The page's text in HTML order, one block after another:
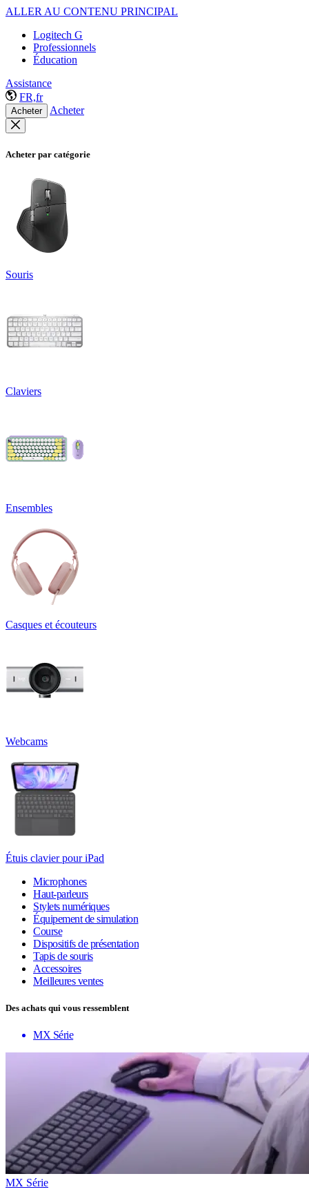
ALLER AU CONTENU PRINCIPAL
Logitech G
Professionnels
Éducation
Assistance
FR,fr
Acheter Acheter
Acheter par catégorie
Souris
Claviers
Ensembles
Casques et écouteurs
Webcams
Étuis clavier pour iPad
Microphones
Haut-parleurs
Stylets numériques
Équipement de simulation
Course
Dispositifs de présentation
Tapis de souris
Accessoires
Meilleures ventes
Des achats qui vous ressemblent
MX Série
MX Série